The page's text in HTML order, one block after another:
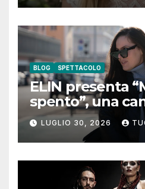
BLOG SPETTACOLO
ELIN presenta
spento”, una
coraggio di
pensieri negativi
LUGLIO 30, 2026